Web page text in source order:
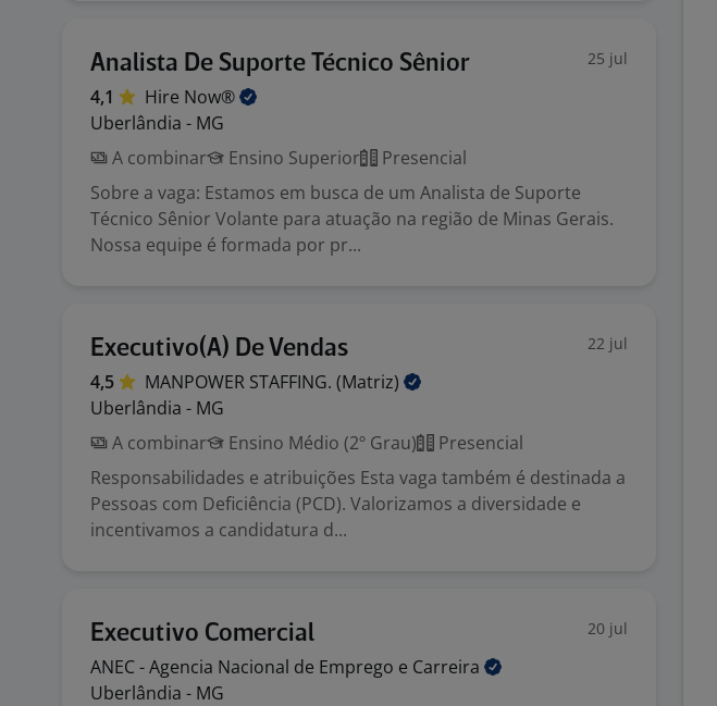
Analista De Suporte Técnico Sênior 25 jul
4,1 Hire Now®
Uberlândia - MG
A combinar
Ensino Superior
Presencial
Sobre a vaga: Estamos em busca de um Analista de Suporte
Técnico Sênior Volante para atuação na região de Minas Gerais.
Nossa equipe é formada por pr...
Executivo(A) De Vendas 22 jul
4,5 MANPOWER STAFFING. (Matriz)
Uberlândia - MG
A combinar
Ensino Médio (2º Grau)
Presencial
Responsabilidades e atribuições Esta vaga também é destinada a
Pessoas com Deficiência (PCD). Valorizamos a diversidade e
incentivamos a candidatura d...
Executivo Comercial 20 jul
ANEC - Agencia Nacional de Emprego e Carreira
Uberlândia - MG